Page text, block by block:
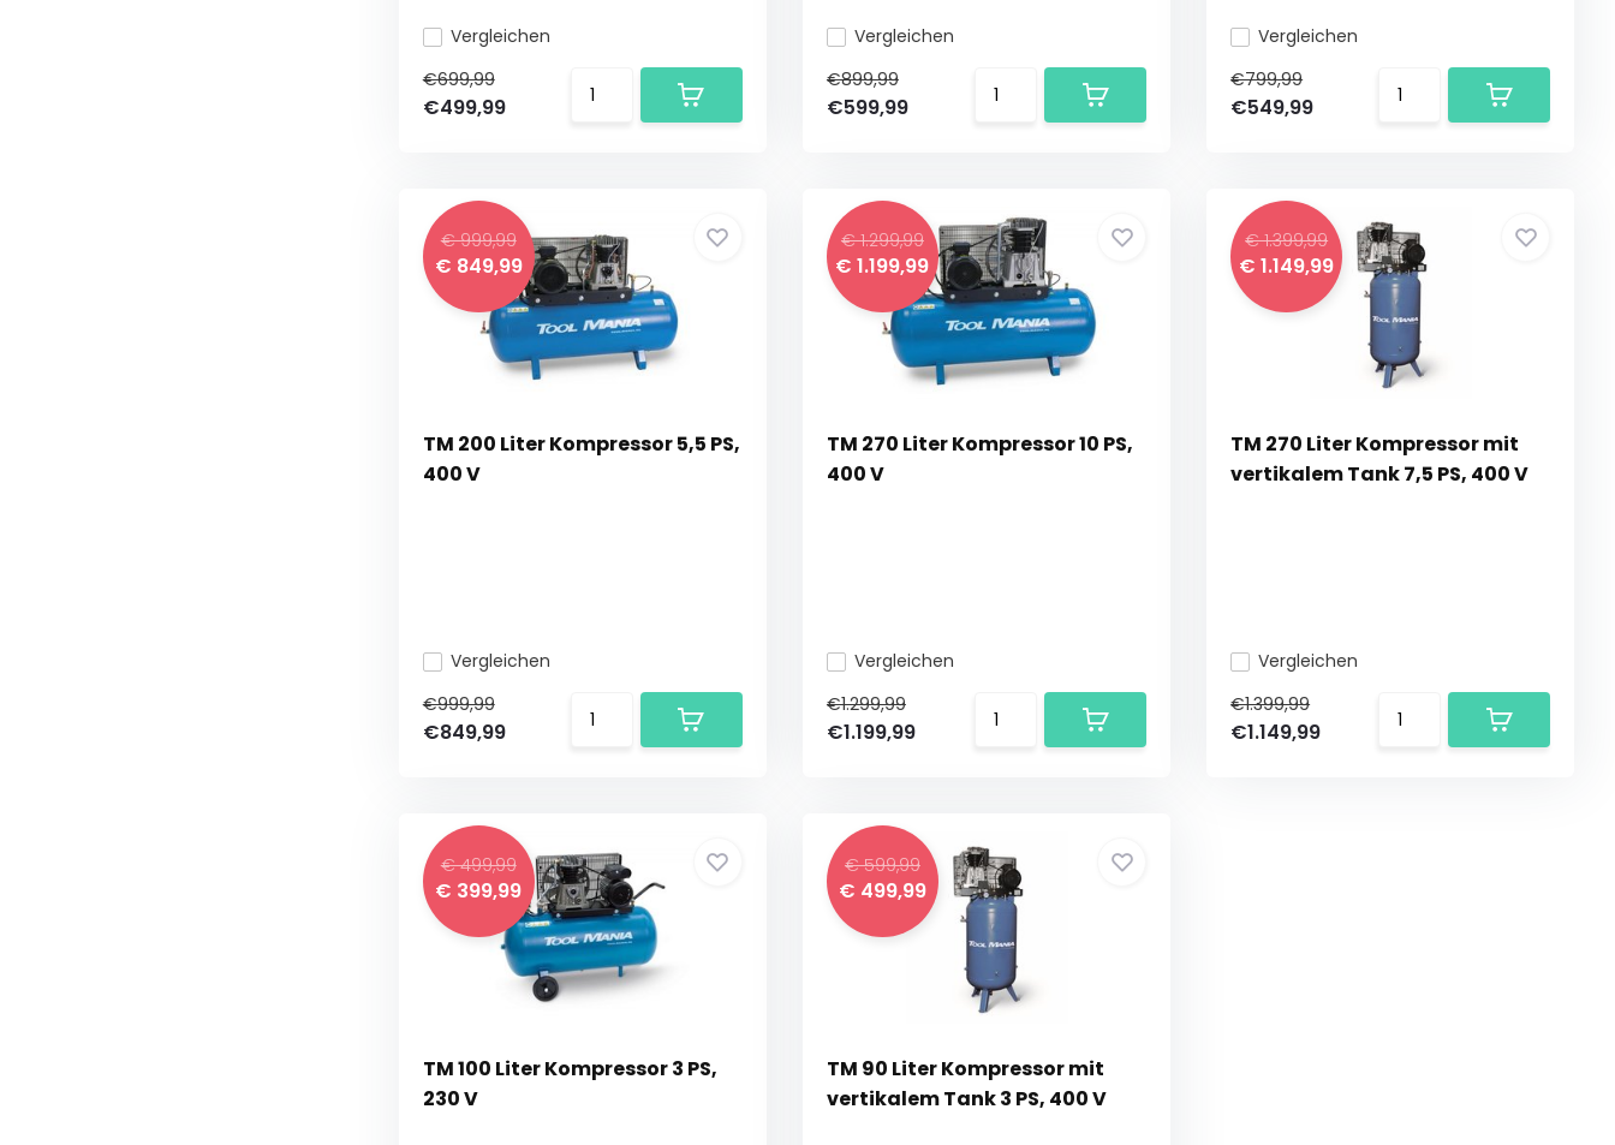
Vergleichen
€699,99
€499,99
Vergleichen
€899,99
€599,99
Vergleichen
€799,99
€549,99
€ 999,99
€ 849,99
TM 200 Liter Kompressor 5,5 PS,
400 V
Vergleichen
€999,99
€849,99
€ 1.299,99
€ 1.199,99
TM 270 Liter Kompressor 10 PS,
400 V
Vergleichen
€1.299,99
€1.199,99
€ 1.399,99
€ 1.149,99
TM 270 Liter Kompressor mit
vertikalem Tank 7,5 PS, 400 V
Vergleichen
€1.399,99
€1.149,99
€ 499,99
€ 399,99
TM 100 Liter Kompressor 3 PS,
230 V
€ 599,99
€ 499,99
TM 90 Liter Kompressor mit
vertikalem Tank 3 PS, 400 V